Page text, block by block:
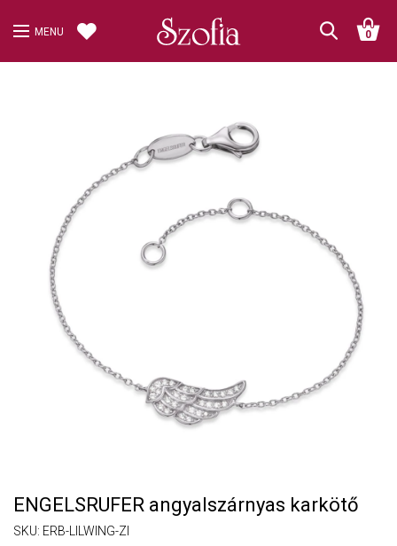
MENU 0
ENGELSRUFER angyalszárnyas karkötő
SKU: ERB-LILWING-ZI